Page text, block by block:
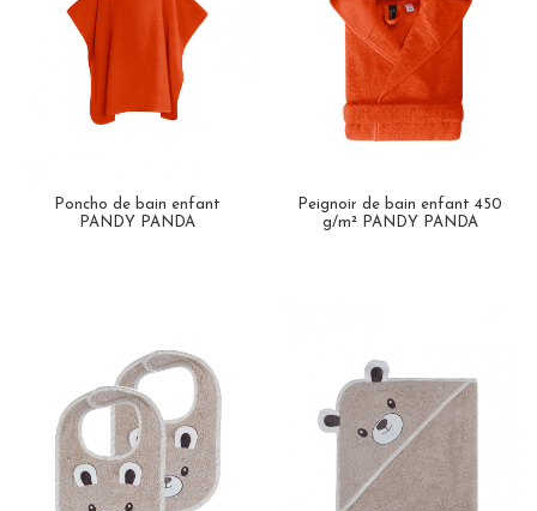
Poncho de bain enfant
PANDY PANDA
Peignoir de bain enfant 450
g/m² PANDY PANDA